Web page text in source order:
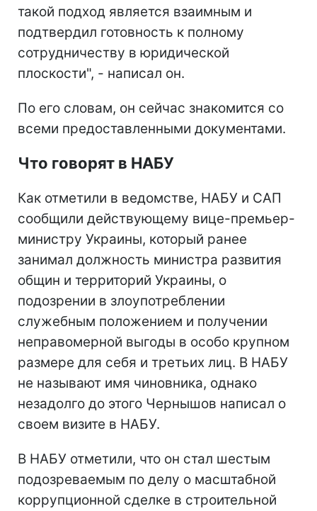
такой подход является взаимным и
подтвердил готовность к полному
сотрудничеству в юридической
плоскости", - написал он.
По его словам, он сейчас знакомится со
всеми предоставленными документами.
Что говорят в НАБУ
Как отметили в ведомстве, НАБУ и САП
сообщили действующему вице-премьер-
министру Украины, который ранее
занимал должность министра развития
общин и территорий Украины, о
подозрении в злоупотреблении
служебным положением и получении
неправомерной выгоды в особо крупном
размере для себя и третьих лиц. В НАБУ
не называют имя чиновника, однако
незадолго до этого Чернышов написал о
своем визите в НАБУ.
В НАБУ отметили, что он стал шестым
подозреваемым по делу о масштабной
коррупционной сделке в строительной